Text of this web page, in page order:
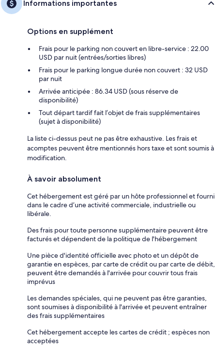
Informations importantes
Options en supplément
Frais pour le parking non couvert en libre-service : 22.00
USD par nuit (entrées/sorties libres)
Frais pour le parking longue durée non couvert : 32 USD
par nuit
Arrivée anticipée : 86.34 USD (sous réserve de
disponibilité)
Tout départ tardif fait l’objet de frais supplémentaires
(sujet à disponibilité)
La liste ci-dessus peut ne pas être exhaustive. Les frais et
acomptes peuvent être mentionnés hors taxe et sont soumis à
modification.
À savoir absolument
Cet hébergement est géré par un hôte professionnel et fourni
dans le cadre d’une activité commerciale, industrielle ou
libérale.
Des frais pour toute personne supplémentaire peuvent être
facturés et dépendent de la politique de l'hébergement
Une pièce d'identité officielle avec photo et un dépôt de
garantie en espèces, par carte de crédit ou par carte de débit,
peuvent être demandés à l'arrivée pour couvrir tous frais
imprévus
Les demandes spéciales, qui ne peuvent pas être garanties,
sont soumises à disponibilité à l'arrivée et peuvent entraîner
des frais supplémentaires
Cet hébergement accepte les cartes de crédit ; espèces non
acceptées